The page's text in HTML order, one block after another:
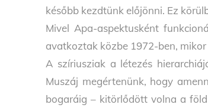
később kezdtünk előjönni. Ez
Mivel Apa-aspektusként
avatkoztak közbe 1972-ben,
A szíriusziak a létezés
Muszáj megértenünk, hogy
bogaráig – kitörlődött volna a